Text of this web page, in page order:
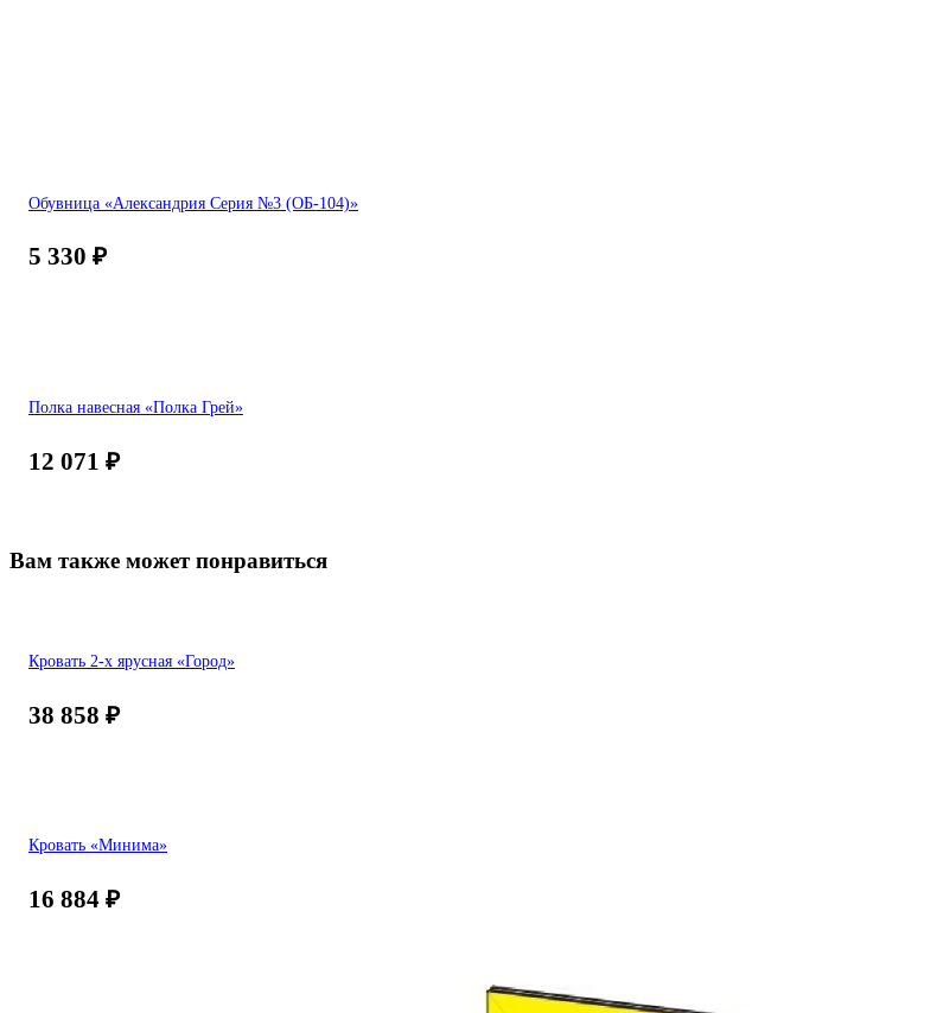
Обувница «Александрия Серия №3 (ОБ-104)»
5 330 ₽
Полка навесная «Полка Грей»
12 071 ₽
Вам также может понравиться
Кровать 2-х ярусная «Город»
38 858 ₽
Кровать «Минима»
16 884 ₽